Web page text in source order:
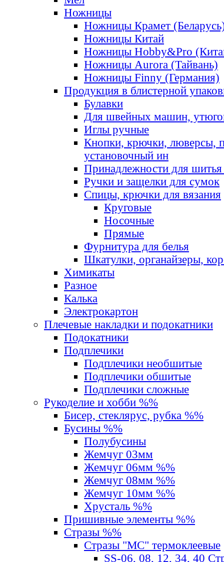
Ножницы
Ножницы Крамет
Ножницы Китай
Ножницы Hobby&Pro
Ножницы Aurora (Тайвань)
Ножницы Finny (Германия)
Продукция в блистерной
Булавки
Для швейных машин,
Иглы ручные
Кнопки, крючки, люверсы,
установочный ин
Принадлежности для шитья
Ручки и защелки для сумок
Спицы, крючки для вязания
Круговые
Носочные
Прямые
Фурнитура для белья
Шкатулки, органайзеры,
Химикаты
Разное
Калька
Электрокартон
Плечевые накладки и подокатники
Подокатники
Подплечики
Подплечики необшитые
Подплечики обшитые
Подплечики сложные
Рукоделие и хобби %%
Бисер, стеклярус, рубка %%
Бусины %%
Полубусины
Жемчуг 03мм
Жемчуг 06мм %%
Жемчуг 08мм %%
Жемчуг 10мм %%
Хрусталь %%
Пришивные элементы %%
Стразы %%
Стразы "MС" термоклеевые
SS-06, 08, 12, 34, 40